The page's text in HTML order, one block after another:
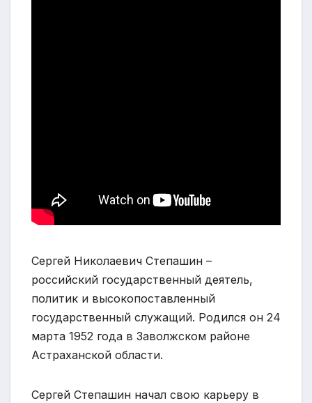
Сергей Николаевич Степашин –
российский государственный деятель,
политик и высокопоставленный
государственный служащий. Родился он 24
марта 1952 года в Заволжском районе
Астраханской области.
Сергей Степашин начал свою карьеру в